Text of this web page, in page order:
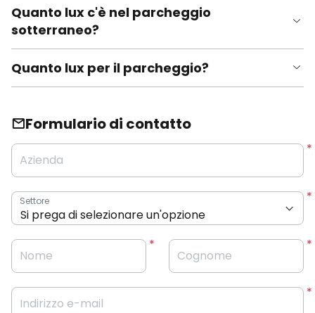
Quanto lux c'è nel parcheggio
sotterraneo?
Quanto lux per il parcheggio?
Formulario di contatto
Azienda
Settore
Nome Cognome
Indirizzo e-mail